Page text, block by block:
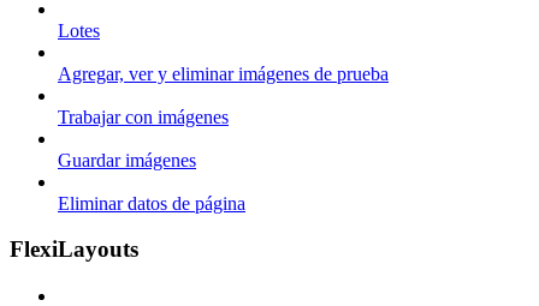
Lotes
Agregar, ver y eliminar imágenes de prueba
Trabajar con imágenes
Guardar imágenes
Eliminar datos de página
FlexiLayouts